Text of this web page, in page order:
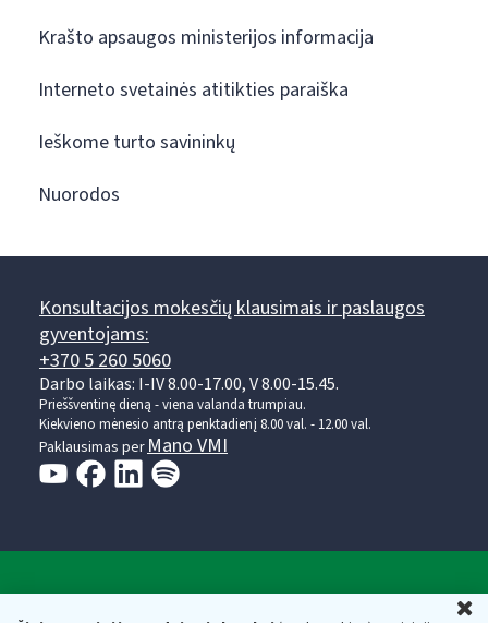
Krašto apsaugos ministerijos informacija
Interneto svetainės atitikties paraiška
Ieškome turto savininkų
Nuorodos
Konsultacijos mokesčių klausimais ir paslaugos
gyventojams:
+370 5 260 5060
Darbo laikas: I-IV 8.00-17.00, V 8.00-15.45.
Prieššventinę dieną - viena valanda trumpiau.
Kiekvieno mėnesio antrą penktadienį 8.00 val. - 12.00 val.
Paklausimas perMano VMI
Valstybinė mokesčių inspekcija prie Lietuvos